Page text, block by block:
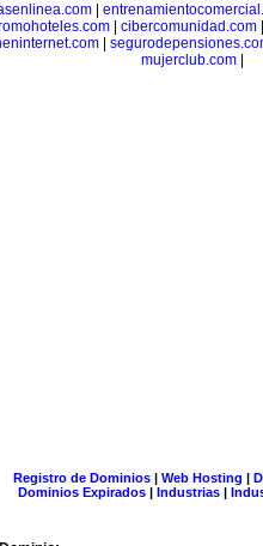
|
cibercomunidad.com
|
mujerclub.com
Registro de Dominios| Web Hosting |
Dominios Expirados | Industrias |